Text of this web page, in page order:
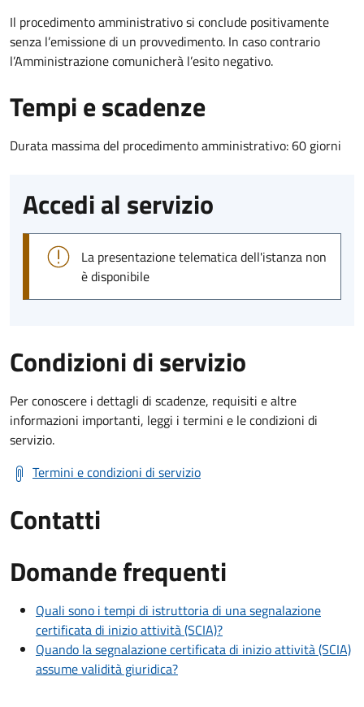
Il procedimento amministrativo si conclude positivamente
senza l’emissione di un provvedimento. In caso contrario
l’Amministrazione comunicherà l’esito negativo.
Tempi e scadenze
Durata massima del procedimento amministrativo: 60 giorni
Accedi al servizio
La presentazione telematica dell'istanza non
è disponibile
Condizioni di servizio
Per conoscere i dettagli di scadenze, requisiti e altre
informazioni importanti, leggi i termini e le condizioni di
servizio.
Termini e condizioni di servizio
Contatti
Domande frequenti
Quali sono i tempi di istruttoria di una segnalazione
certificata di inizio attività (SCIA)?
Quando la segnalazione certificata di inizio attività (SCIA)
assume validità giuridica?